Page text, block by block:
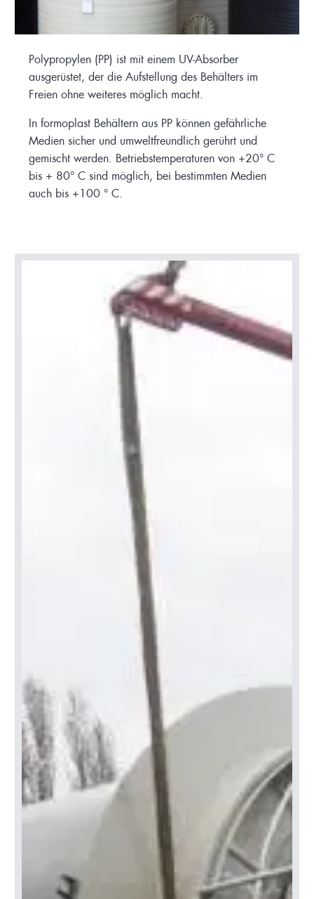
Polypropylen (PP) ist mit einem UV-Absorber
ausgerüstet, der die Aufstellung des Behälters im
Freien ohne weiteres möglich macht.
In formoplast Behältern aus PP können gefährliche
Medien sicher und umweltfreundlich gerührt und
gemischt werden. Betriebstemperaturen von +20° C
bis + 80° C sind möglich, bei bestimmten Medien
auch bis +100 ° C.